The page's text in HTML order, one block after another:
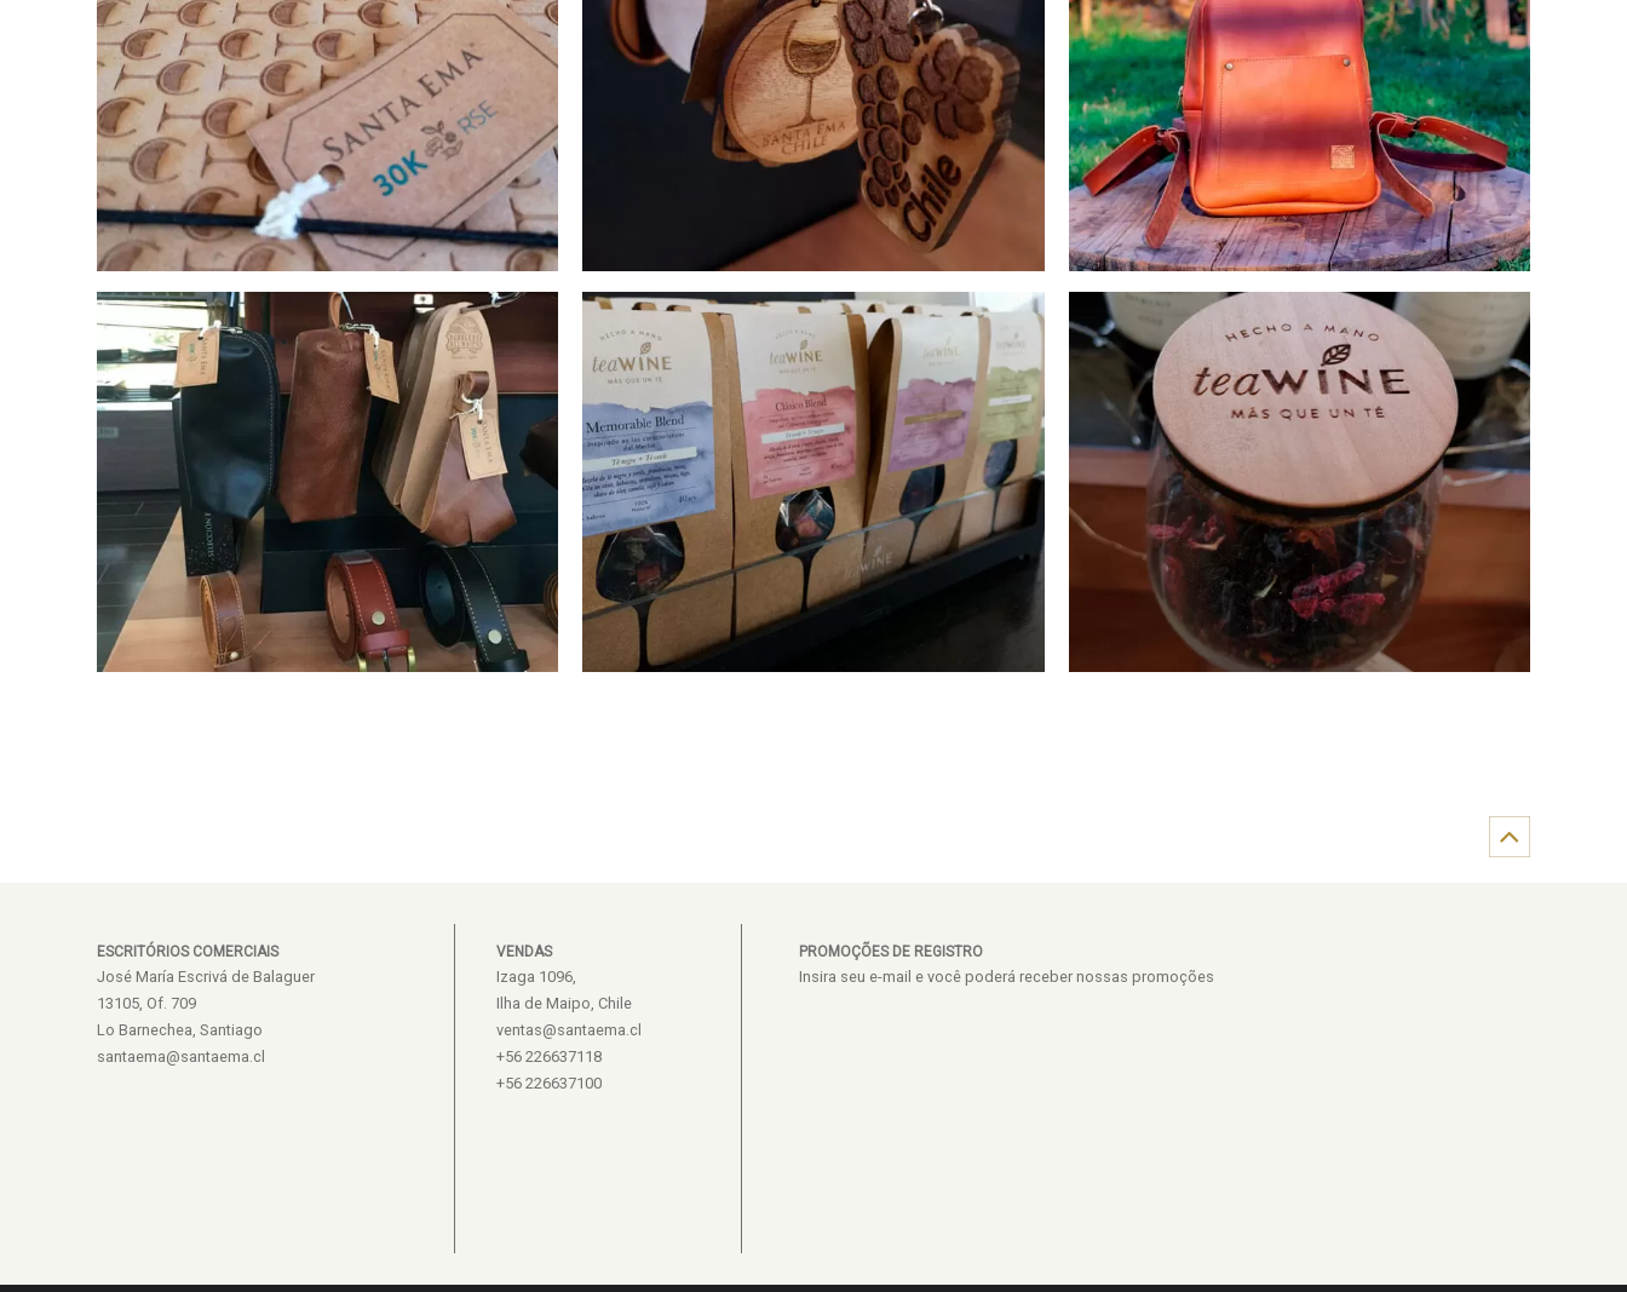
ESCRITÓRIOS COMERCIAIS
José María Escrivá de Balaguer
13105, Of. 709
Lo Barnechea, Santiago
santaema@santaema.cl
VENDAS
Izaga 1096,
Ilha de Maipo, Chile
ventas@santaema.cl
+56 226637118
+56 226637100
PROMOÇÕES DE REGISTRO
Insira seu e-mail e você poderá receber nossas promoções